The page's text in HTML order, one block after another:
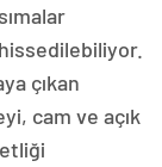
çıkan
cam ve açık